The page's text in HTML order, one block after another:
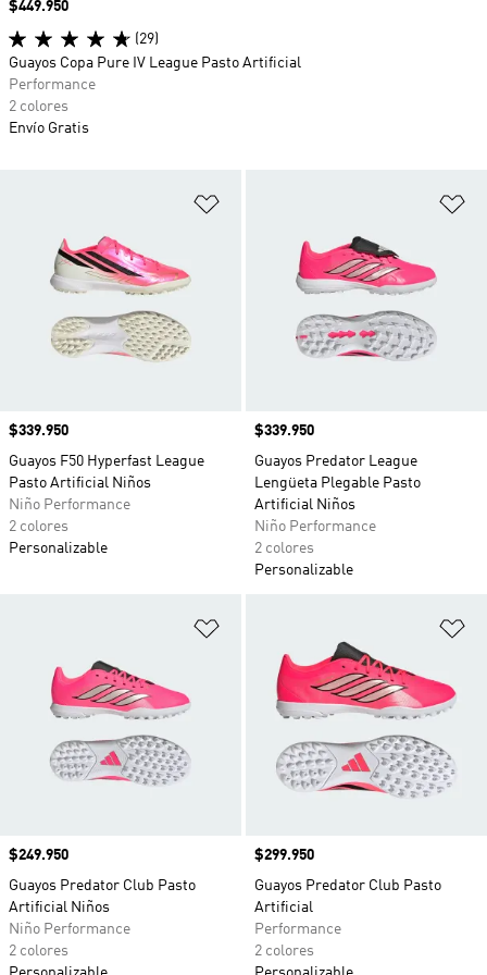
Precio
$339.950
Guayos F50 Hyperfast League
Pasto Artificial Niños
Niño Performance
2 colores
Personalizable
Precio
$339.950
Guayos Predator League
Lengüeta Plegable Pasto
Artificial Niños
Niño Performance
2 colores
Personalizable
Precio
$249.950
Guayos Predator Club Pasto
Artificial Niños
Niño Performance
2 colores
Precio
$299.950
Guayos Predator Club Pasto
Artificial
Performance
2 colores
Precio
$449.950
(29)
Guayos Copa Pure IV League Pasto Artificial
Performance
2 colores
Envío Gratis